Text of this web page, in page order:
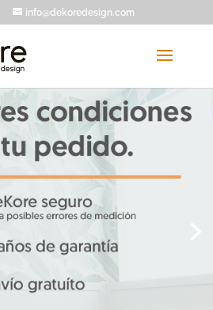
info@dekoredesign.com